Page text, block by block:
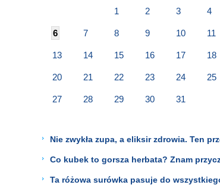
1 2 3 4
6 7 8 9 10 11
13 14 15 16 17 18
20 21 22 23 24 25
27 28 29 30 31
Nie zwykła zupa, a eliksir zdrowia. Ten
Co kubek to gorsza herbata? Znam
Ta różowa surówka pasuje do